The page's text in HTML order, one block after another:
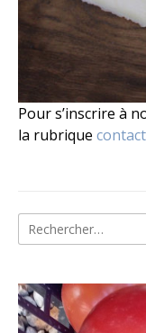
Pour s’inscrire à
la rubrique contact